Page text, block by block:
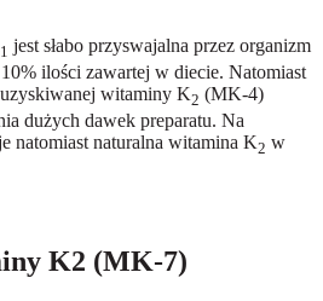
1 jest słabo przyswajalna przez organizm
ilości zawartej w diecie. Natomiast
witaminy K2 (MK-4)
dużych dawek preparatu. Na
natomiast naturalna witamina K2 w
K2 (MK-7)